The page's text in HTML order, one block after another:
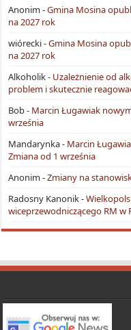
Anonim -Gmina Mosina
na 2027 rok
wiórecki-Gmina Mosina
na 2027 rok
Alkoholik- Uzależnienie od
problem i skutecznie
Bob- Marcin Ługawiak
września
Mandarynka- Marcin
Zmiana od 1 września
Anonim -Zmiany na
Radosny Kanonik-
wiceprzewodniczącego RM w